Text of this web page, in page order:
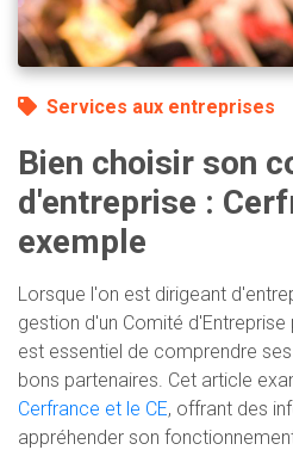
Services aux entreprises
Bien choisir son
d'entreprise :
exemple
Lorsque l'on est dirigeant
gestion d'un Comité
est essentiel de comprendre
bons partenaires. Cet article
Cerfrance et le CE, offrant des
appréhender son